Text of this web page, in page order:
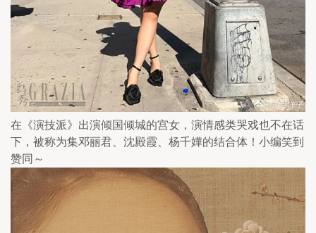
在《演技派》出演倾国倾城的宫女，演情感类哭戏也不在话
下，被称为集邓丽君、沈殿霞、杨千嬅的结合体！小编笑到
赞同～